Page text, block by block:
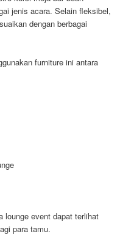
jenis acara. Selain fleksibel,
dengan berbagai
furniture ini antara
lounge event dapat terlihat
para tamu.